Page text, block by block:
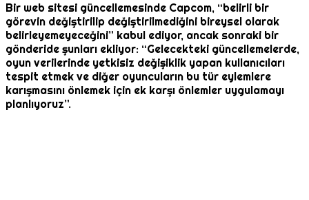
Bir web sitesi güncellemesinde Capcom, “belirli bir
görevin değiştirilip değiştirilmediğini bireysel olarak
belirleyemeyeceğini” kabul ediyor, ancak sonraki bir
gönderide şunları ekliyor: “Gelecekteki güncellemelerde,
oyun verilerinde yetkisiz değişiklik yapan kullanıcıları
tespit etmek ve diğer oyuncuların bu tür eylemlere
karışmasını önlemek için ek karşı önlemler uygulamayı
planlıyoruz”.